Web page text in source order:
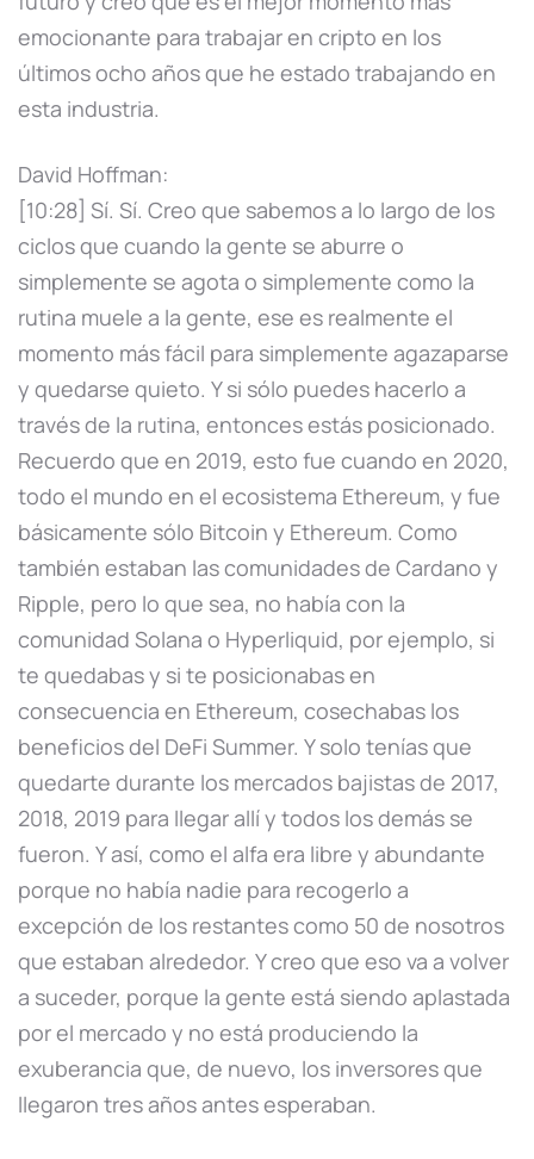
emocionante para trabajar en cripto en los
últimos ocho años que he estado trabajando en
esta industria.
David Hoffman:
[10:28] Sí. Sí. Creo que sabemos a lo largo de los
ciclos que cuando la gente se aburre o
simplemente se agota o simplemente como la
rutina muele a la gente, ese es realmente el
momento más fácil para simplemente agazaparse
y quedarse quieto. Y si sólo puedes hacerlo a
través de la rutina, entonces estás posicionado.
Recuerdo que en 2019, esto fue cuando en 2020,
todo el mundo en el ecosistema Ethereum, y fue
básicamente sólo Bitcoin y Ethereum. Como
también estaban las comunidades de Cardano y
Ripple, pero lo que sea, no había con la
comunidad Solana o Hyperliquid, por ejemplo, si
te quedabas y si te posicionabas en
consecuencia en Ethereum, cosechabas los
beneficios del DeFi Summer. Y solo tenías que
quedarte durante los mercados bajistas de 2017,
2018, 2019 para llegar allí y todos los demás se
fueron. Y así, como el alfa era libre y abundante
porque no había nadie para recogerlo a
excepción de los restantes como 50 de nosotros
que estaban alrededor. Y creo que eso va a volver
a suceder, porque la gente está siendo aplastada
por el mercado y no está produciendo la
exuberancia que, de nuevo, los inversores que
llegaron tres años antes esperaban.